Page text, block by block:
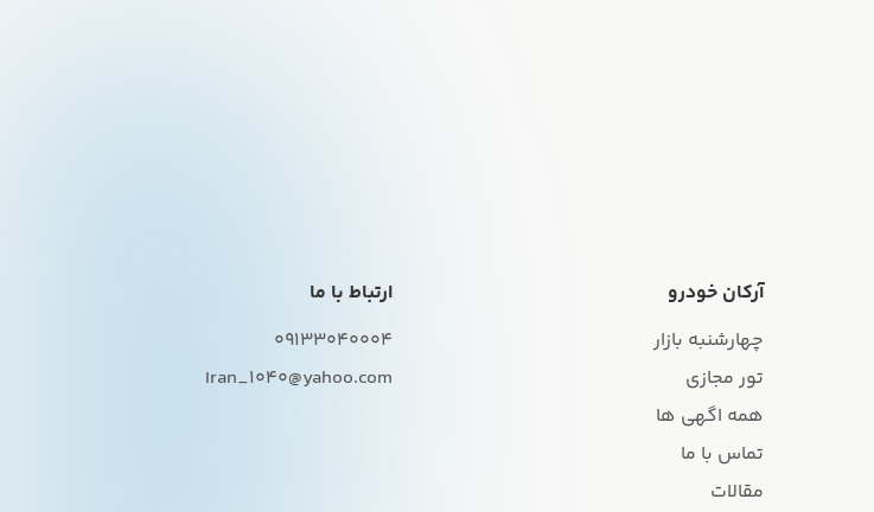
آرکان خودرو
چهارشنبه بازار
تور مجازی
همه اگهی ها
تماس با ما
مقالات
ارتباط با ما
09133040004
Iran_1040@yahoo.com